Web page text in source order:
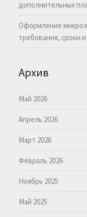
дополнительных
Оформление
требования, сроки
Архив
Май 2026
Апрель 2026
Март 2026
Февраль 2026
Ноябрь 2025
Май 2025